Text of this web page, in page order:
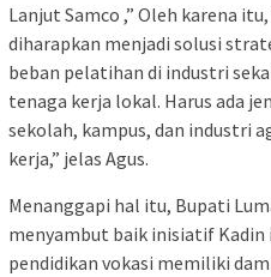
Lanjut Samco ,” Oleh karena
diharapkan menjadi solusi
beban pelatihan di industri
tenaga kerja lokal. Harus ada
sekolah, kampus, dan industri
kerja,” jelas Agus.
Menanggapi hal itu, Bupati
menyambut baik inisiatif Kadin
pendidikan vokasi memiliki